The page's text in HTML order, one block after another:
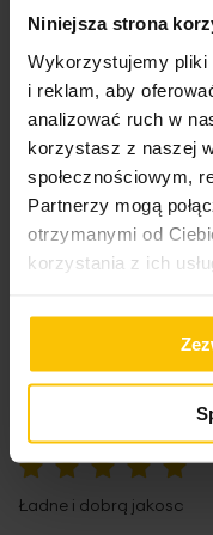
Niniejsza strona
Wykorzystujemy pliki
i reklam, aby
analizować ruch w
korzystasz z naszej
społecznościowym,
Partnerzy mogą
otrzymanymi od
korzystania z ich
100%
Ręczniki przepięknie
bardzo
Wysłany na14.12.2024
Super jakość i szybka
Wysłany na14.11.2024
Ładne i dobrą jakosc